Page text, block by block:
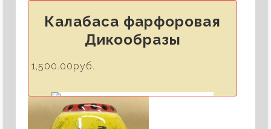
Калабаса фарфоровая
Дикообразы
1,500.00руб.